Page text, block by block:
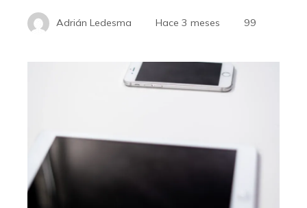
Adrián Ledesma Hace 3 meses 99